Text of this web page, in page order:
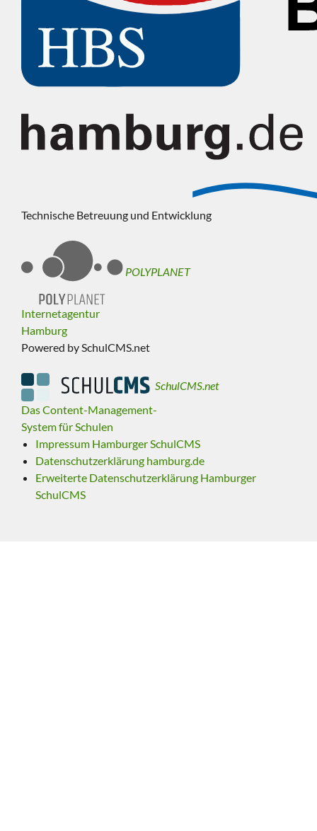
Technische Betreuung und Entwicklung
POLYPLANET
Internetagentur
Hamburg
Powered by SchulCMS.net
SchulCMS.net
Das Content-Management-
System für Schulen
Impressum Hamburger SchulCMS
Datenschutzerklärung hamburg.de
Erweiterte Datenschutzerklärung Hamburger
SchulCMS